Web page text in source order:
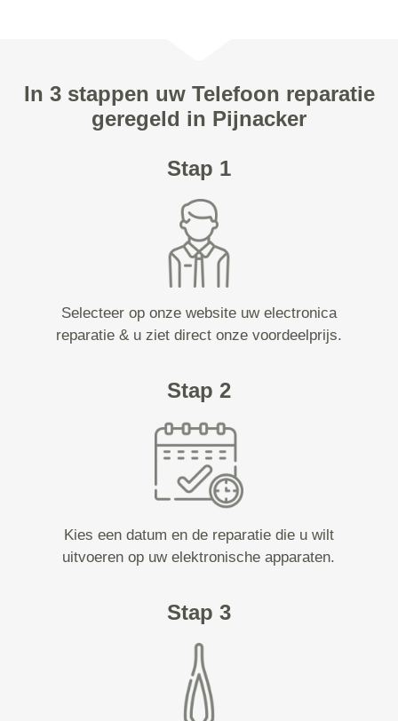
In 3 stappen uw Telefoon reparatie
geregeld in Pijnacker
Stap 1
Selecteer op onze website uw electronica
reparatie & u ziet direct onze voordeelprijs.
Stap 2
Kies een datum en de reparatie die u wilt
uitvoeren op uw elektronische apparaten.
Stap 3